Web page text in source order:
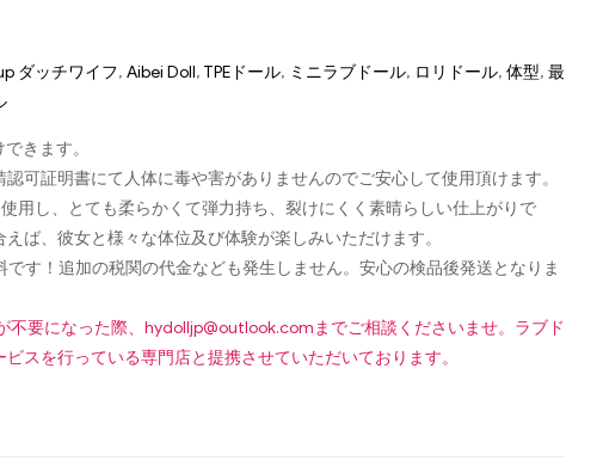
ダッチワイフ, Aibei Doll, TPEドール, ミニラブドール, ロリドール, 体型, 最
きます。
可証明書にて人体に毒や害がありませんのでご安心して使用頂けます。
用し、とても柔らかくて弾力持ち、裂けにくく素晴らしい仕上がりで
ば、彼女と様々な体位及び体験が楽しみいただけます。
です！追加の税関の代金なども発生しません。安心の検品後発送となりま
要になった際、 hydolljp@outlook.comまでご相談くださいませ。ラブド
スを行っている専門店と提携させていただいております。